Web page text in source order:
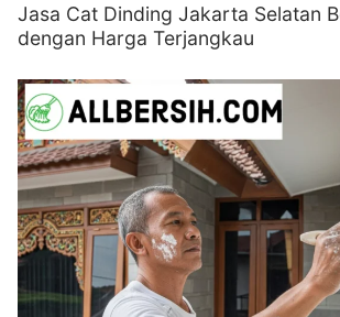
Jasa Cat Dinding Jakarta Selatan
dengan Harga Terjangkau